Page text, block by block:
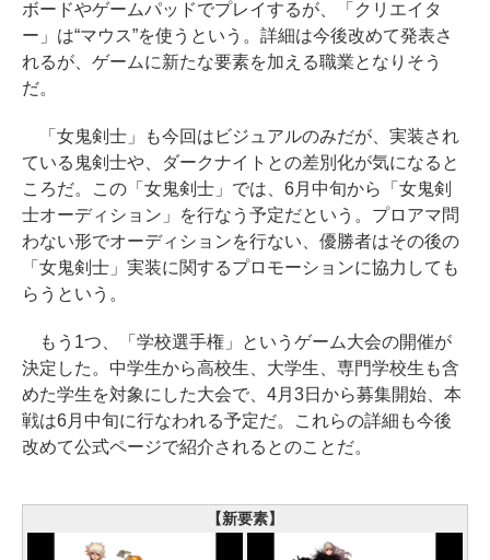
ボードやゲームパッドでプレイするが、「クリエイタ
ー」は“マウス”を使うという。詳細は今後改めて発表さ
れるが、ゲームに新たな要素を加える職業となりそう
だ。
「女鬼剣士」も今回はビジュアルのみだが、実装され
ている鬼剣士や、ダークナイトとの差別化が気になると
ころだ。この「女鬼剣士」では、6月中旬から「女鬼剣
士オーディション」を行なう予定だという。プロアマ問
わない形でオーディションを行ない、優勝者はその後の
「女鬼剣士」実装に関するプロモーションに協力しても
らうという。
もう1つ、「学校選手権」というゲーム大会の開催が
決定した。中学生から高校生、大学生、専門学校生も含
めた学生を対象にした大会で、4月3日から募集開始、本
戦は6月中旬に行なわれる予定だ。これらの詳細も今後
改めて公式ページで紹介されるとのことだ。
【新要素】